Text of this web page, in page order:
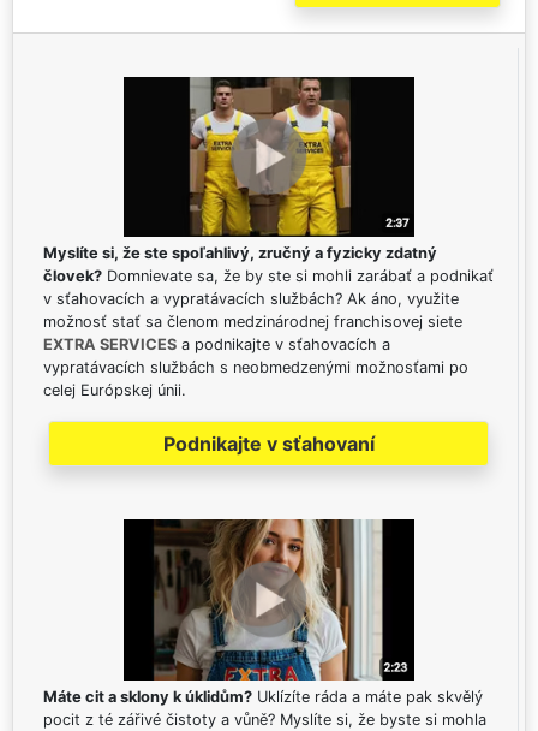
Myslíte si, že ste spoľahlivý, zručný a fyzicky zdatný
človek? Domnievate sa, že by ste si mohli zarábať a podnikať
v sťahovacích a vypratávacích službách? Ak áno, využite
možnosť stať sa členom medzinárodnej franchisovej siete
EXTRA SERVICES a podnikajte v sťahovacích a
vypratávacích službách s neobmedzenými možnosťami po
celej Európskej únii.
Podnikajte v sťahovaní
Máte cit a sklony k úklidům? Uklízíte ráda a máte pak skvělý
pocit z té zářivé čistoty a vůně? Myslíte si, že byste si mohla